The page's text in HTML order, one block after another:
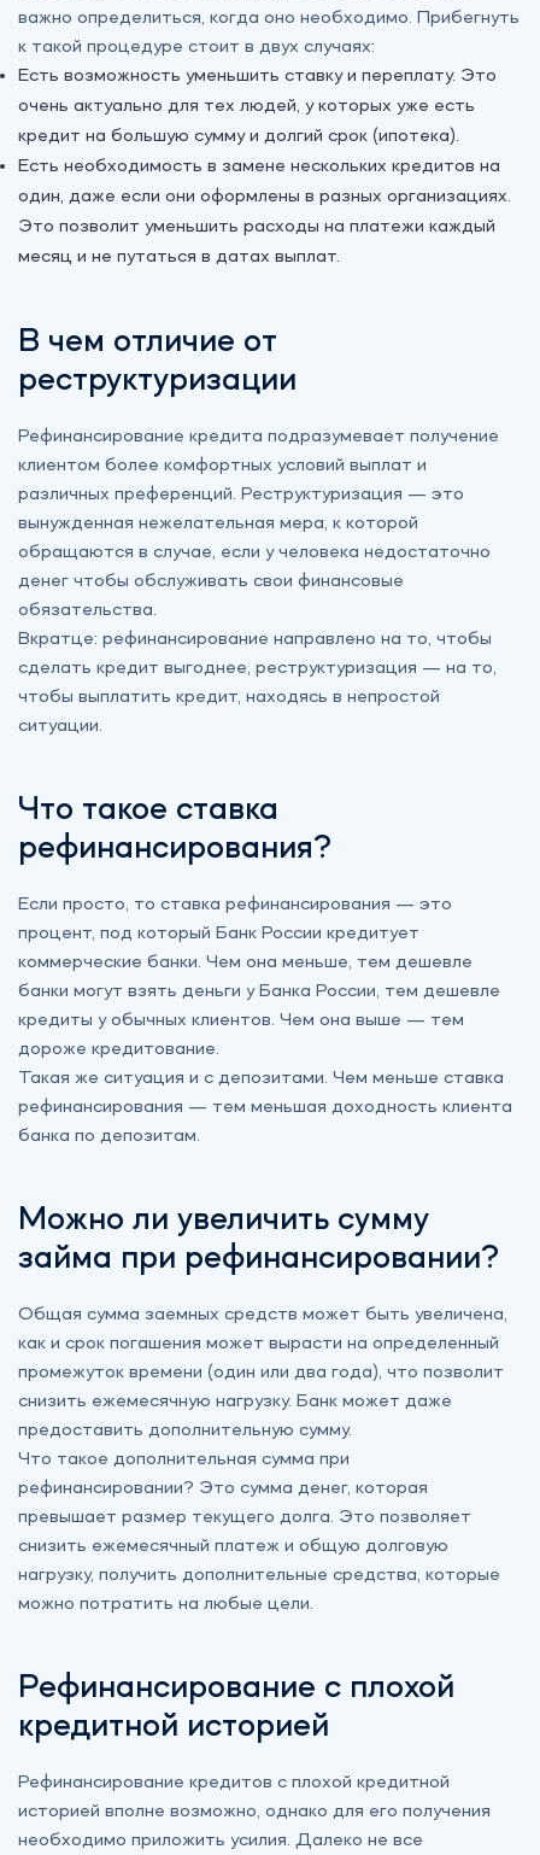
важно определиться, когда оно необходимо. Прибегнуть
к такой процедуре стоит в двух случаях:
Есть возможность уменьшить ставку и переплату. Это
очень актуально для тех людей, у которых уже есть
кредит на большую сумму и долгий срок (ипотека).
Есть необходимость в замене нескольких кредитов на
один, даже если они оформлены в разных организациях.
Это позволит уменьшить расходы на платежи каждый
месяц и не путаться в датах выплат.
В чем отличие от
реструктуризации
Рефинансирование кредита подразумевает получение
клиентом более комфортных условий выплат и
различных преференций. Реструктуризация — это
вынужденная нежелательная мера, к которой
обращаются в случае, если у человека недостаточно
денег чтобы обслуживать свои финансовые
обязательства.
Вкратце: рефинансирование направлено на то, чтобы
сделать кредит выгоднее, реструктуризация — на то,
чтобы выплатить кредит, находясь в непростой
ситуации.
Что такое ставка
рефинансирования?
Если просто, то ставка рефинансирования — это
процент, под который Банк России кредитует
коммерческие банки. Чем она меньше, тем дешевле
банки могут взять деньги у Банка России, тем дешевле
кредиты у обычных клиентов. Чем она выше — тем
дороже кредитование.
Такая же ситуация и с депозитами. Чем меньше ставка
рефинансирования — тем меньшая доходность клиента
банка по депозитам.
Можно ли увеличить сумму
займа при рефинансировании?
Общая сумма заемных средств может быть увеличена,
как и срок погашения может вырасти на определенный
промежуток времени (один или два года), что позволит
снизить ежемесячную нагрузку. Банк может даже
предоставить дополнительную сумму.
Что такое дополнительная сумма при
рефинансировании? Это сумма денег, которая
превышает размер текущего долга. Это позволяет
снизить ежемесячный платеж и общую долговую
нагрузку, получить дополнительные средства, которые
можно потратить на любые цели.
Рефинансирование с плохой
кредитной историей
Рефинансирование кредитов с плохой кредитной
историей вполне возможно, однако для его получения
необходимо приложить усилия. Далеко не все